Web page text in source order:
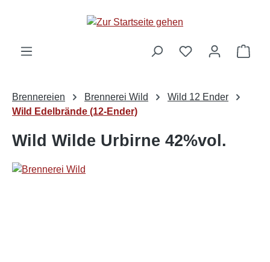
Brennereien Brennerei Wild
Wild 12 Ender
Wild Edelbrände (12-Ender)
Wild Wilde Urbirne 42%vol.